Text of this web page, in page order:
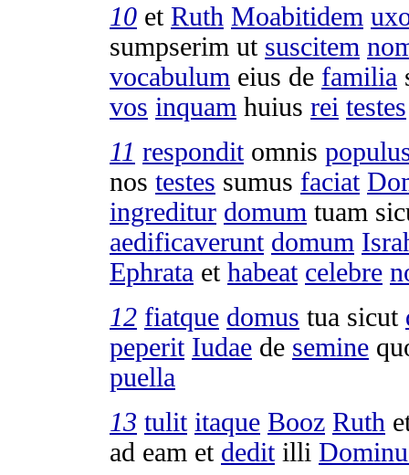
10 et Ruth Moabitidem
sumpserim ut suscitem
vocabulum eius de familia
vos inquam huius rei testes
11 responditomnis
nos testes sumus faciat
ingreditur domum tuam
aedificaverunt domum
Ephrata et habeat celebre
12 fiatque domus tua sicut
peperit Iudae de semine
puella
13 tulit itaque Booz Ruth
ad eam et deditilli